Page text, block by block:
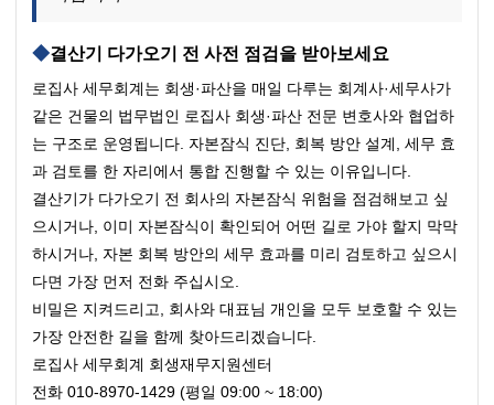
결산기 다가오기 전 사전 점검을 받아보세요
로집사 세무회계는 회생·파산을 매일 다루는 회계사·세무사가
같은 건물의 법무법인 로집사 회생·파산 전문 변호사와 협업하
는 구조로 운영됩니다. 자본잠식 진단, 회복 방안 설계, 세무 효
과 검토를 한 자리에서 통합 진행할 수 있는 이유입니다.
결산기가 다가오기 전 회사의 자본잠식 위험을 점검해보고 싶
으시거나, 이미 자본잠식이 확인되어 어떤 길로 가야 할지 막막
하시거나, 자본 회복 방안의 세무 효과를 미리 검토하고 싶으시
다면 가장 먼저 전화 주십시오.
비밀은 지켜드리고, 회사와 대표님 개인을 모두 보호할 수 있는
가장 안전한 길을 함께 찾아드리겠습니다.
로집사 세무회계 회생재무지원센터
전화 010-8970-1429 (평일 09:00 ~ 18:00)